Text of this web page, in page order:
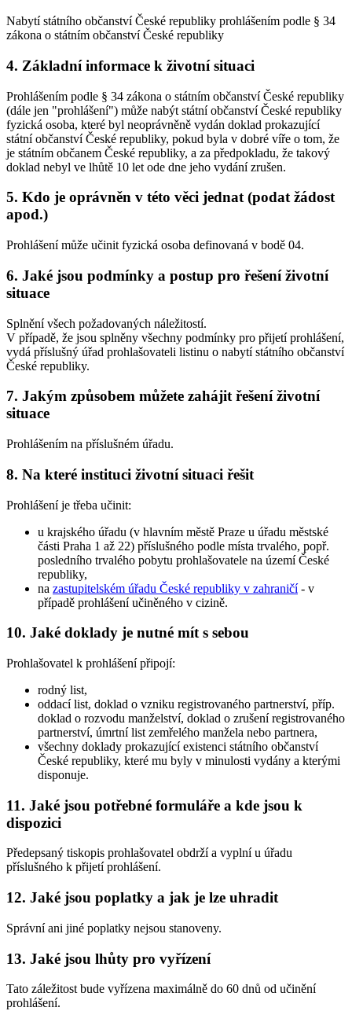
Nabytí státního občanství České republiky prohlášením podle § 34
zákona o státním občanství České republiky
4. Základní informace k životní situaci
Prohlášením podle § 34 zákona o státním občanství České republiky
(dále jen "prohlášení") může nabýt státní občanství České republiky
fyzická osoba, které byl neoprávněně vydán doklad prokazující
státní občanství České republiky, pokud byla v dobré víře o tom, že
je státním občanem České republiky, a za předpokladu, že takový
doklad nebyl ve lhůtě 10 let ode dne jeho vydání zrušen.
5. Kdo je oprávněn v této věci jednat (podat žádost
apod.)
Prohlášení může učinit fyzická osoba definovaná v bodě 04.
6. Jaké jsou podmínky a postup pro řešení životní
situace
Splnění všech požadovaných náležitostí.
V případě, že jsou splněny všechny podmínky pro přijetí prohlášení,
vydá příslušný úřad prohlašovateli listinu o nabytí státního občanství
České republiky.
7. Jakým způsobem můžete zahájit řešení životní
situace
Prohlášením na příslušném úřadu.
8. Na které instituci životní situaci řešit
Prohlášení je třeba učinit:
u krajského úřadu (v hlavním městě Praze u úřadu městské
části Praha 1 až 22) příslušného podle místa trvalého, popř.
posledního trvalého pobytu prohlašovatele na území České
republiky,
na zastupitelském úřadu České republiky v zahraničí- v
případě prohlášení učiněného v cizině.
10. Jaké doklady je nutné mít s sebou
Prohlašovatel k prohlášení připojí:
rodný list,
oddací list, doklad o vzniku registrovaného partnerství, příp.
doklad o rozvodu manželství, doklad o zrušení registrovaného
partnerství, úmrtní list zemřelého manžela nebo partnera,
všechny doklady prokazující existenci státního občanství
České republiky, které mu byly v minulosti vydány a kterými
disponuje.
11. Jaké jsou potřebné formuláře a kde jsou k
dispozici
Předepsaný tiskopis prohlašovatel obdrží a vyplní u úřadu
příslušného k přijetí prohlášení.
12. Jaké jsou poplatky a jak je lze uhradit
Správní ani jiné poplatky nejsou stanoveny.
13. Jaké jsou lhůty pro vyřízení
Tato záležitost bude vyřízena maximálně do 60 dnů od učinění
prohlášení.